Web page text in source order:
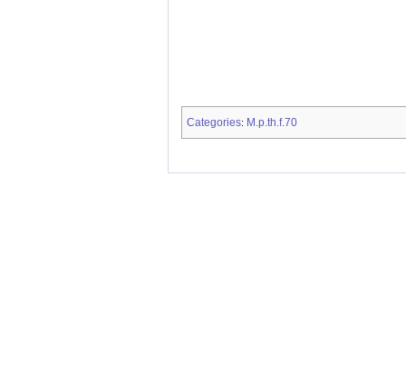
Categories: M.p.th.f.70